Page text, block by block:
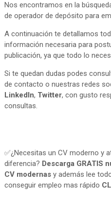
Nos encontramos en la
de operador de depósito para
A continuación te detallamos
información necesaria para
publicación, ya que todo lo
Si te quedan dudas podes
de contacto o nuestras redes
LinkedIn, Twitter, con gusto
consultas.
✅¿Necesitas un CV moderno y
diferencia? Descarga GRATIS
CV modernasy además lee
conseguir empleo mas rápido